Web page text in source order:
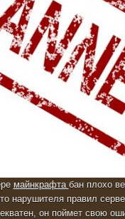
майнкрафта бан плохо
нарушителя правил
он поймет свою